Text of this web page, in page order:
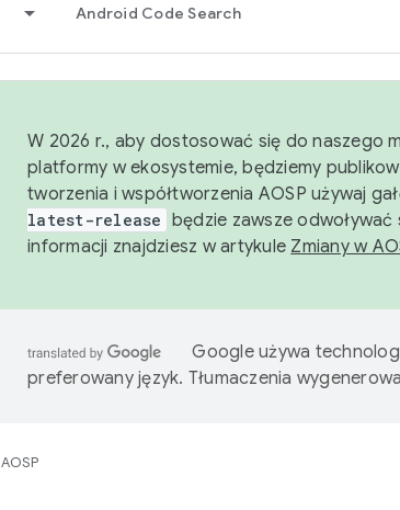
Android Code Search
W 2026 r., aby dostosować się do naszego
platformy w ekosystemie, będziemy
tworzenia i współtworzenia AOSP używaj
latest-release będzie zawsze odwoływać
informacji znajdziesz w artykule Zmiany w
Google używa
preferowany język. Tłumaczenia
AOSP